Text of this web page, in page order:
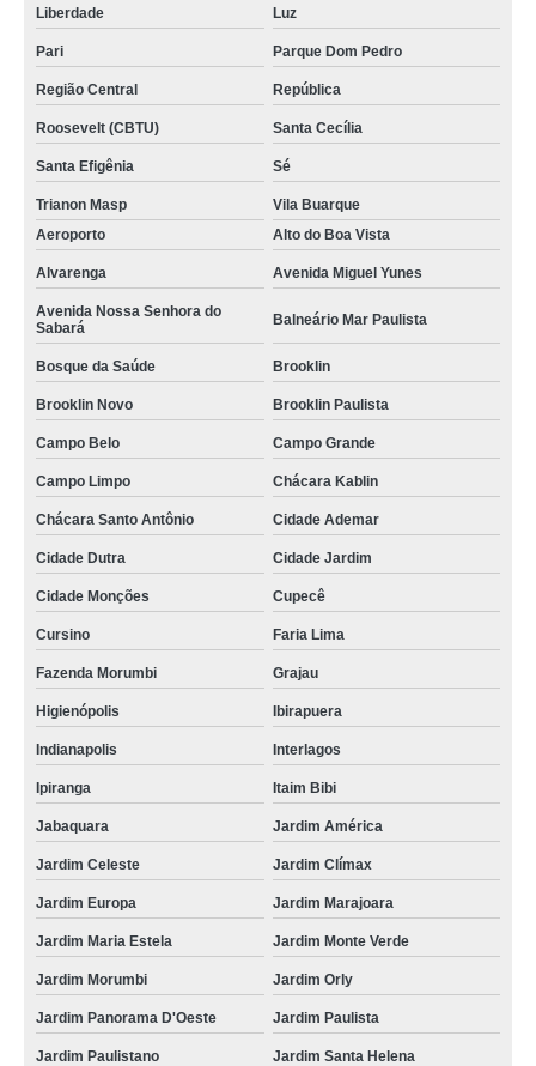
lanche de metro de queijo Santa Efigênia
lanche de metro presunto e queijo Vila Brasilina
onde encontro lanche de metro de presunto e queijo Higienópolis
onde encontro lanche de metro de frango Jardim Clímax
onde encontro lanche de metro de queijo Moema
orçamento de lanche de metro natural Freguesia do Ó
orçamento de lanche de metro presunto e queijo São Domingos
onde encontro lanche de metro natural Liberdade
orçamento de lanche metro de frango Vila Gumercindo
onde encontro lanche de metro de presunto cozido Zona oeste
orçamento de lanche de metro natural Rio Bonito
orçamento de lanche de metro de presunto cozido Cupecê
onde encontro lanche de metro de frango Cidade Ademar
lanches de metro de presunto cozido Conjunto Residencial Butantã
orçamento de lanche de metro de presunto cozido Jardim Namba
orçamento de lanche de metro de salame Moema
lanche de metro de frango orçamento Aeroporto
lanche de metro presunto e queijo Pirituba
lanches de metro salame Alto do Boa Vista
lanche de metro natural Ipiranga
orçamento de lanche de metro de salame Jardim Everest
lanche metro de frango Cerqueira César
lanche de metro salame orçamento Região Central
orçamento de lanche de metro presunto e queijo Vila Anastácio
Liberdade Luz
Pari Parque Dom Pedro
Região Central República
Roosevelt (CBTU) Santa Cecília
Santa Efigênia Sé
Trianon Masp
Vila Buarque
Aeroporto
Alto do Boa Vista
Alvarenga Avenida Miguel Yunes
Avenida Nossa Senhora do
Sabará
Balneário Mar Paulista
Bosque da Saúde Brooklin
Brooklin Novo Brooklin Paulista
Campo Belo Campo Grande
Campo Limpo Chácara Kablin
Chácara Santo Antônio Cidade Ademar
Cidade Dutra Cidade Jardim
Cidade Monções Cupecê
Cursino Faria Lima
Fazenda Morumbi Grajau
Higienópolis Ibirapuera
Indianapolis Interlagos
Ipiranga Itaim Bibi
Jabaquara Jardim América
Jardim Celeste Jardim Clímax
Jardim Europa Jardim Marajoara
Jardim Maria Estela Jardim Monte Verde
Jardim Morumbi Jardim Orly
Jardim Panorama D'Oeste Jardim Paulista
Jardim Paulistano Jardim Santa Helena